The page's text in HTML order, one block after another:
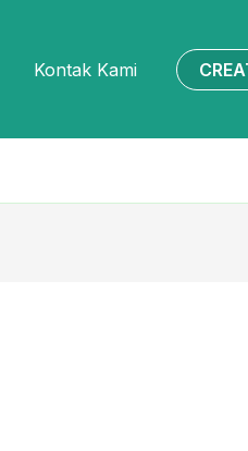
Kontak Kami